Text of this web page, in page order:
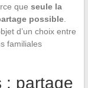
que seule la
possible.
d’un choix entre
familiales
: partage